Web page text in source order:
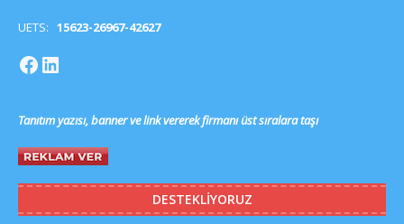
UETS: 15623-26967-42627
Tanıtım yazısı, banner ve link vererek firmanı üst sıralara taşı
DESTEKLIYORUZ